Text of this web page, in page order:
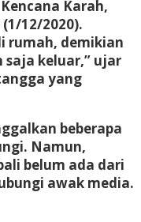
Karah,
12/2020).
rumah, demikian
saja keluar,” ujar
yang
beberapa
Namun,
belum ada dari
awak media.